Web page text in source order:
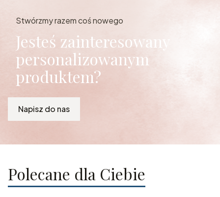
Stwórzmy razem coś nowego
Jesteś zainteresowany
personalizowanym
produktem?
Napisz do nas
Polecane dla Ciebie